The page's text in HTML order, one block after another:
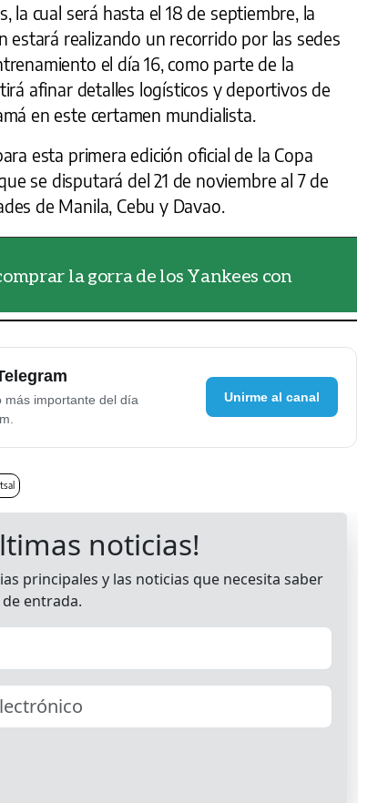
la cual será hasta el 18 de septiembre, la
estará realizando un recorrido por las sedes
el día 16, como parte de la
afinar detalles logísticos y deportivos de
en este certamen mundialista.
esta primera edición oficial de la Copa
se disputará del 21 de noviembre al 7 de
de Manila, Cebu y Davao.
la gorra de los Yankees con
más importante del día
Unirme al canal